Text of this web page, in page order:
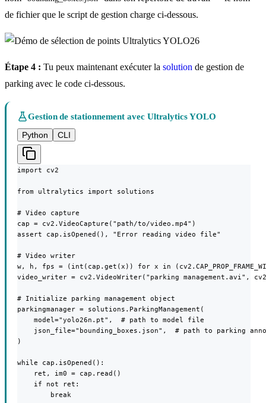
de fichier que le script de gestion charge ci-dessous.
Étape 4 : Tu peux maintenant exécuter la solution de gestion de
parking avec le code ci-dessous.
Gestion de stationnement avec Ultralytics YOLO
Python
CLI
import cv2
from ultralytics import solutions
# Video capture
cap = cv2.VideoCapture("path/to/video.mp4")
assert cap.isOpened(), "Error reading video file"
# Video writer
w, h, fps = (int(cap.get(x)) for x in
video_writer = cv2.VideoWriter("parking management.avi",
# Initialize parking management object
parkingmanager = solutions.ParkingManagement(
    model="yolo26n.pt",  # path to model file
json_file="bounding_boxes.json",  # path to parking
)
while cap.isOpened():
    ret, im0 = cap.read()
    if not ret:
        break